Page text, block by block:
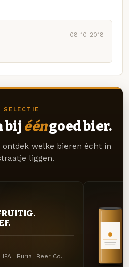
08-10-2018
SELECTIE
bij ééngoed bier.
ontdek welke bieren écht in
liggen.
· Burial Beer Co.